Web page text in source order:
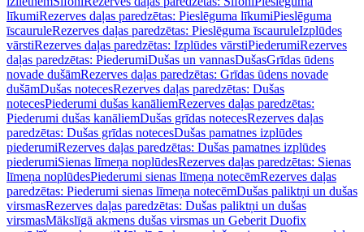
līkumiRezerves daļas paredzētas: Pieslēguma līkumiPieslēguma
īscauruleRezerves daļas paredzētas: Pieslēguma īscauruleIzplūdes
vārstiRezerves daļas paredzētas: Izplūdes vārstiPiederumiRezerves
daļas paredzētas: PiederumiDušas un vannasDušasGrīdas ūdens
novade dušāmRezerves daļas paredzētas: Grīdas ūdens novade
dušāmDušas notecesRezerves daļas paredzētas: Dušas
notecesPiederumi dušas kanāliemRezerves daļas paredzētas:
Piederumi dušas kanāliemDušas grīdas notecesRezerves daļas
paredzētas: Dušas grīdas notecesDušas pamatnes izplūdes
piederumiRezerves daļas paredzētas: Dušas pamatnes izplūdes
piederumiSienas līmeņa noplūdesRezerves daļas paredzētas: Sienas
līmeņa noplūdesPiederumi sienas līmeņa notecēmRezerves daļas
paredzētas: Piederumi sienas līmeņa notecēmDušas paliktņi un dušas
virsmasRezerves daļas paredzētas: Dušas paliktņi un dušas
virsmasMākslīgā akmens dušas virsmas un Geberit Duofix